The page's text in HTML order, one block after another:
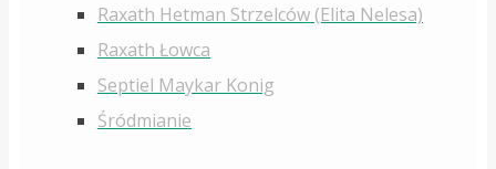
Raxath Hetman Strzelców (Elita Nelesa)
Raxath Łowca
Septiel Maykar Konig
Śródmianie